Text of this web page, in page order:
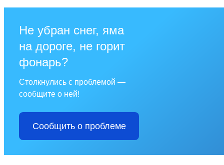
Не убран снег, яма
на дороге, не горит
фонарь?
Столкнулись с проблемой —
сообщите о ней!
Сообщить о проблеме